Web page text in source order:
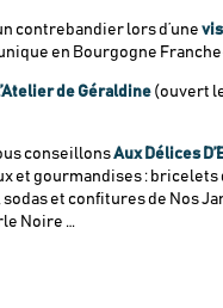
contrebandier lors d’une
en Bourgogne
de Géraldine(ouvert
conseillonsAux Délices
et gourmandises : bricelets
et confitures de Nos
Noire …